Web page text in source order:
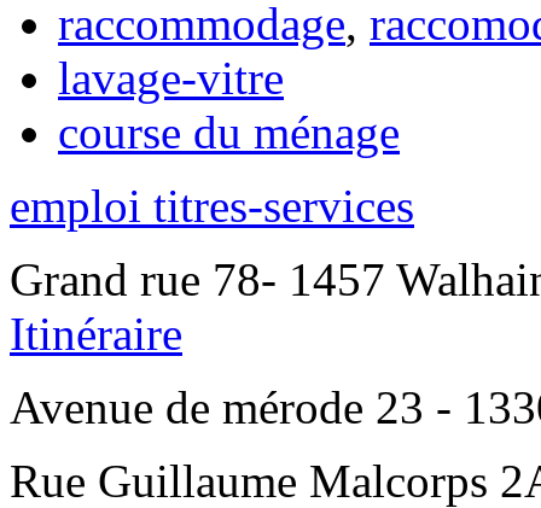
raccommodage,
lavage-vitre
course du ménage
emploi titres-services
Grand rue 78- 1457
Itinéraire
Avenue de mérode 23 -
Rue Guillaume Malcorps